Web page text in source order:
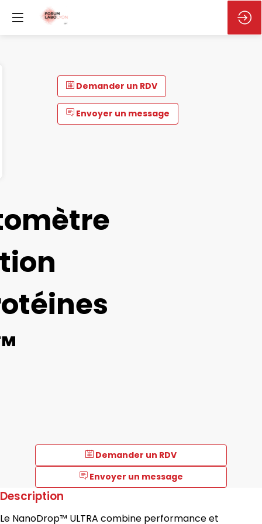
Demander un RDV
Envoyer un message
Demander un RDV
Envoyer un message
Description
Le NanoDrop™ ULTRA combine performance et